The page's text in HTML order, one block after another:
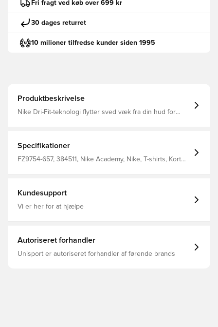
Fri fragt ved køb over 699 kr
30 dages returret
10 milioner tilfredse kunder siden 1995
Produktbeskrivelse
Nike Dri-Fit-teknologi flytter sved væk fra din hud for
Specifikationer
FZ9754-657, 384511, Nike Academy, Nike, T-shirts, Kort
Kundesupport
Vi er her for at hjælpe
Autoriseret forhandler
Unisport er autoriseret forhandler af førende brands